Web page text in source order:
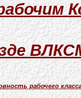
рабочего